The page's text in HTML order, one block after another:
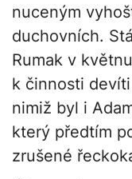
nuceným
duchovních.
Rumak v
k činnosti
nimiž byl i
který předtím
zrušené